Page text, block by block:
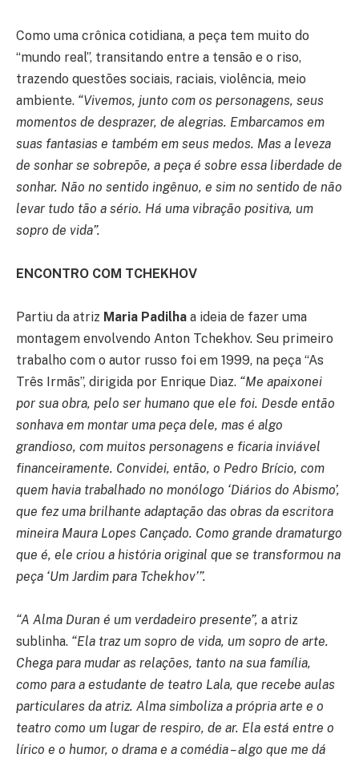
Como uma crônica cotidiana, a peça tem muito do
“mundo real”, transitando entre a tensão e o riso,
trazendo questões sociais, raciais, violência, meio
ambiente. “Vivemos, junto com os personagens, seus
momentos de desprazer, de alegrias. Embarcamos em
suas fantasias e também em seus medos. Mas a leveza
de sonhar se sobrepõe, a peça é sobre essa liberdade de
sonhar. Não no sentido ingênuo, e sim no sentido de não
levar tudo tão a sério. Há uma vibração positiva, um
sopro de vida”.
ENCONTRO COM TCHEKHOV
Partiu da atriz Maria Padilha a ideia de fazer uma
montagem envolvendo Anton Tchekhov. Seu primeiro
trabalho com o autor russo foi em 1999, na peça “As
Três Irmãs”, dirigida por Enrique Diaz. “Me apaixonei
por sua obra, pelo ser humano que ele foi. Desde então
sonhava em montar uma peça dele, mas é algo
grandioso, com muitos personagens e ficaria inviável
financeiramente. Convidei, então, o Pedro Brício, com
quem havia trabalhado no monólogo ‘Diários do Abismo’,
que fez uma brilhante adaptação das obras da escritora
mineira Maura Lopes Cançado. Como grande dramaturgo
que é, ele criou a história original que se transformou na
peça ‘Um Jardim para Tchekhov’”.
“A Alma Duran é um verdadeiro presente”, a atriz
sublinha. “Ela traz um sopro de vida, um sopro de arte.
Chega para mudar as relações, tanto na sua família,
como para a estudante de teatro Lala, que recebe aulas
particulares da atriz. Alma simboliza a própria arte e o
teatro como um lugar de respiro, de ar. Ela está entre o
lírico e o humor, o drama e a comédia – algo que me dá